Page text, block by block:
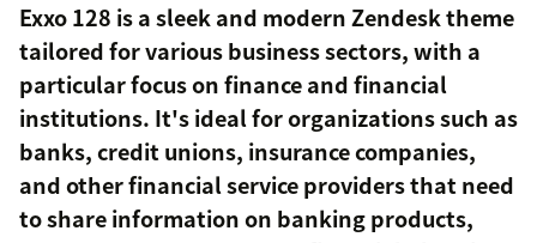
Exxo 128 is a sleek and modern Zendesk theme
tailored for various business sectors, with a
particular focus on finance and financial
institutions. It's ideal for organizations such as
banks, credit unions, insurance companies,
and other financial service providers that need
to share information on banking products,